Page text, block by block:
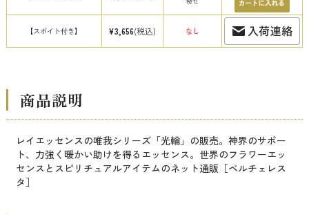
【スポイト付き】 ¥3,656(税込) なし
商品説明
レイエッセンスの唯我シリーズ「光輪」の販売。神界のサポー
ト、力強く暖かい助けを得るエッセンス。世界のフラワーエッ
センスとスピリチュアルアイテムのネット通販［ベルチェレス
タ］